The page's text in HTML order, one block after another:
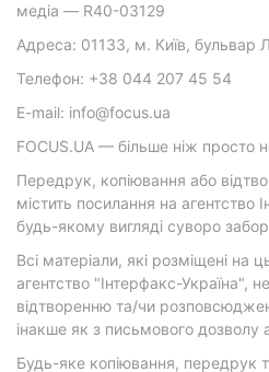
медіа — R40-03129
Адреса: 01133, м. Київ, бульвар
Телефон: +38 044 207 45 54
E-mail: info@focus.ua
FOCUS.UA — більше ніж просто
Передрук, копіювання або
містить посилання на агентство
будь-якому вигляді суворо
Всі матеріали, які розміщені на
агентство "Інтерфакс-Україна",
відтворенню та/чи
інакше як з письмового дозволу
Будь-яке копіювання, передрук